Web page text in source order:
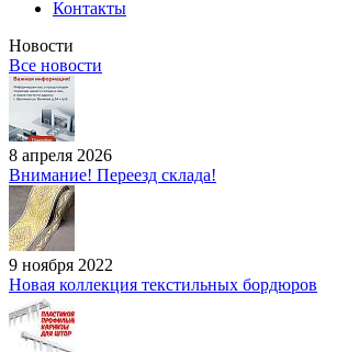
Контакты
Новости
Все новости
8 апреля 2026
Внимание! Переезд склада!
9 ноября 2022
Новая коллекция текстильных бордюров